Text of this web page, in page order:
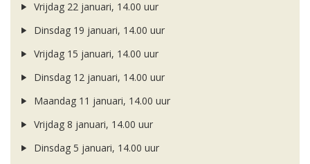
Vrijdag 22 januari, 14.00 uur
Dinsdag 19 januari, 14.00 uur
Vrijdag 15 januari, 14.00 uur
Dinsdag 12 januari, 14.00 uur
Maandag 11 januari, 14.00 uur
Vrijdag 8 januari, 14.00 uur
Dinsdag 5 januari, 14.00 uur